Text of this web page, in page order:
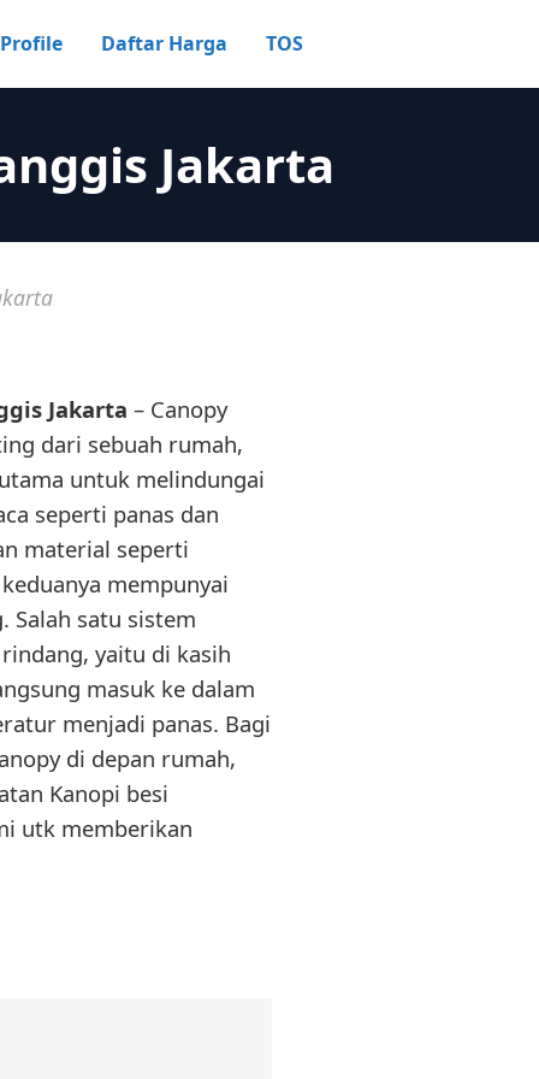
Profile Daftar Harga TOS
Jakarta
Jakarta – Canopy
dari sebuah rumah,
untuk melindungai
seperti panas dan
material seperti
mempunyai
Salah satu sistem
yaitu di kasih
masuk ke dalam
menjadi panas. Bagi
di depan rumah,
Kanopi besi
utk memberikan